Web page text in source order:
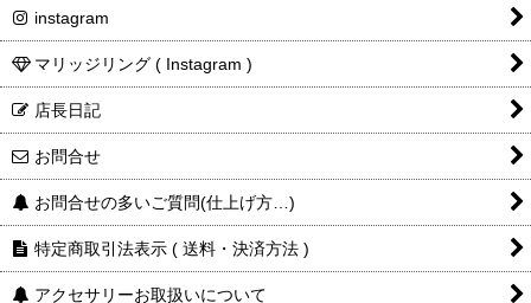
instagram
マリッジリング ( Instagram )
店長日記
お問合せ
お問合せの多いご質問(仕上げ方…)
特定商取引法表示 ( 送料・決済方法 )
アクセサリーお取扱いについて